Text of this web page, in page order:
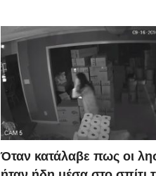
Όταν κατάλαβε πως οι